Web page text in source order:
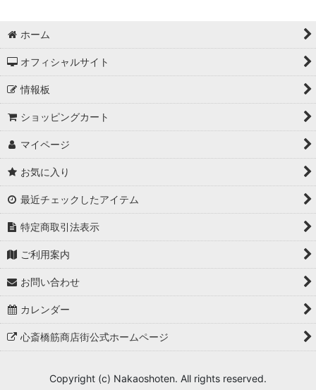
ホーム
オフィシャルサイト
情報板
ショッピングカート
マイページ
お気に入り
最近チェックしたアイテム
特定商取引法表示
ご利用案内
お問い合わせ
カレンダー
心斎橋筋商店街公式ホームページ
Copyright (c) Nakaoshoten. All rights reserved.